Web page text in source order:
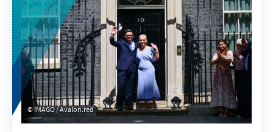
IMAGO / Avalon.red